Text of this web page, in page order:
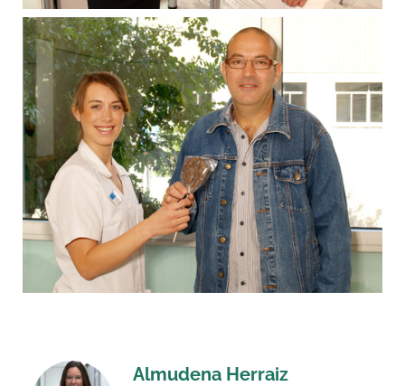
Almudena Herraiz